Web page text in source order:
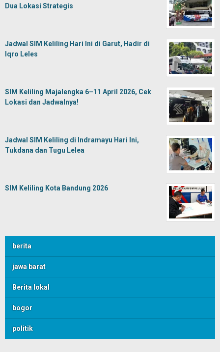
Dua Lokasi Strategis
Jadwal SIM Keliling Hari Ini di Garut, Hadir di
Iqro Leles
SIM Keliling Majalengka 6–11 April 2026, Cek
Lokasi dan Jadwalnya!
Jadwal SIM Keliling di Indramayu Hari Ini,
Tukdana dan Tugu Lelea
SIM Keliling Kota Bandung 2026
berita
jawa barat
Berita lokal
bogor
politik